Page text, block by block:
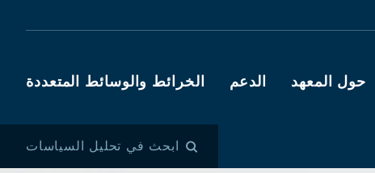
حول المعهد الدعم الخرائط والوسائط المتعددة
ابحث في تحليل السياسات